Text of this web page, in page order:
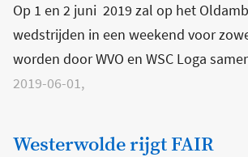
Op 1 en 2 juni 2019 zal op het
wedstrijden in een weekend voor
worden door WVO en WSC Loga
2019-06-01,
Westerwolde rijgt FAIR